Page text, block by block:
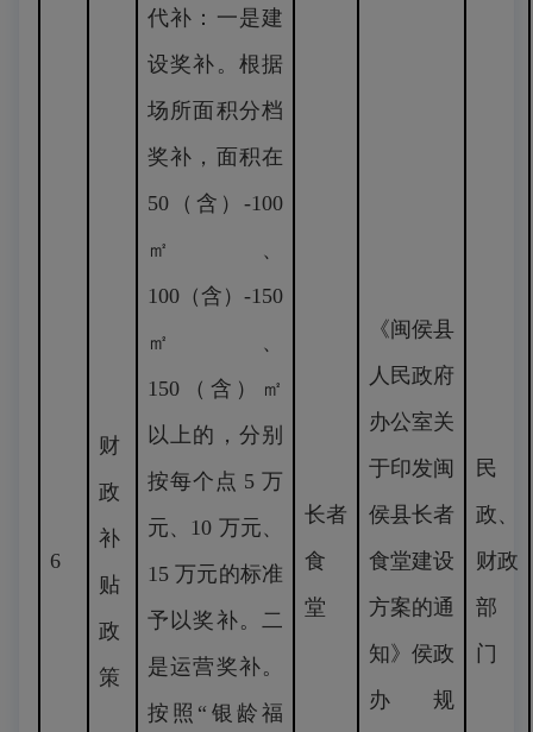
6
财
政
补
贴
政
策
代补：一是建
设奖补。根据
场所面积分档
奖补，面积在
50（含）-100
㎡、
100（含）-150
㎡、
150（含）㎡
以上的，分别
按每个点 5 万
元、10 万元、
15 万元的标准
予以奖补。二
是运营奖补。
按照“银龄福
长者
食
堂
《闽侯县
人民政府
办公室关
于印发闽
侯县长者
食堂建设
方案的通
知》侯政
办规
民
政、
财政
部
门